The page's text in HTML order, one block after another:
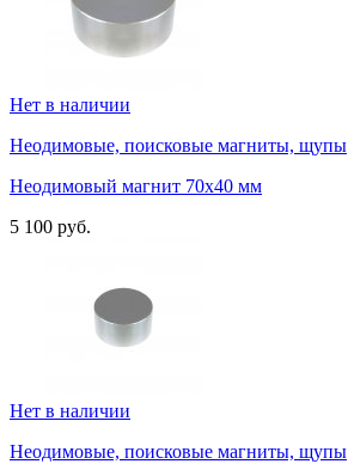
Нет в наличии
Неодимовые, поисковые магниты, щупы
Неодимовый магнит 70х40 мм
5 100 руб.
Нет в наличии
Неодимовые, поисковые магниты, щупы